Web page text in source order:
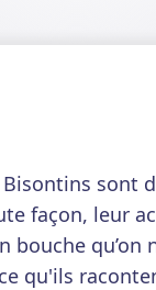
sont
façon, leur
qu’on
qu'ils